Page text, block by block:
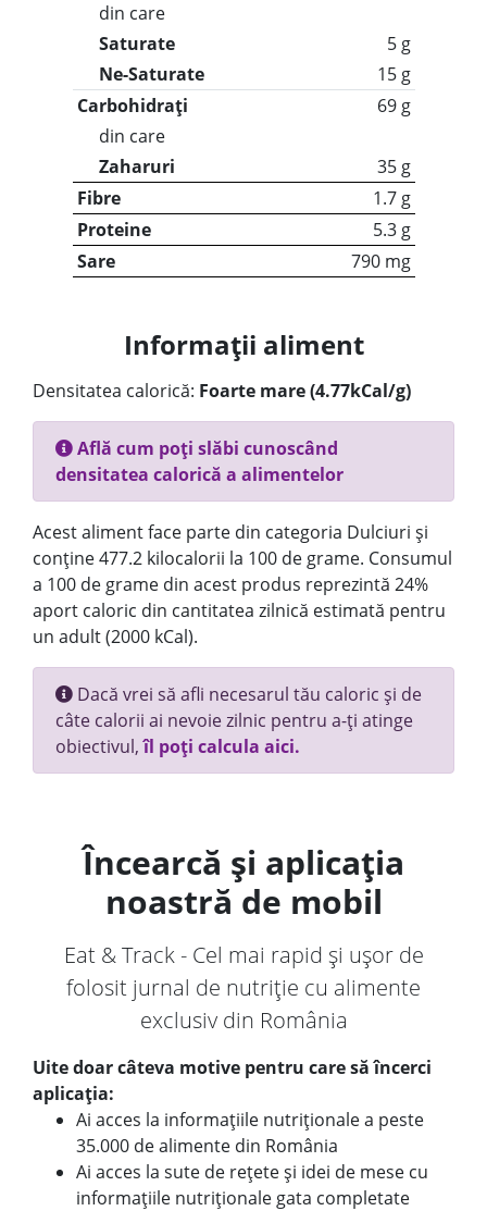
din care
Saturate
5 g
Ne-Saturate
15 g
Carbohidrați
69 g
din care
Zaharuri
35 g
Fibre
1.7 g
Proteine
5.3 g
Sare
790 mg
Informații aliment
Densitatea calorică: Foarte mare (4.77kCal/g)
Află cum poți slăbi cunoscând
densitatea calorică a alimentelor
Acest aliment face parte din categoria Dulciuri și
conține 477.2 kilocalorii la 100 de grame. Consumul
a 100 de grame din acest produs reprezintă 24%
aport caloric din cantitatea zilnică estimată pentru
un adult (2000 kCal).
Dacă vrei să afli necesarul tău caloric și de
câte calorii ai nevoie zilnic pentru a-ți atinge
obiectivul,îl poți calcula aici.
Încearcă și aplicația
noastră de mobil
Eat & Track - Cel mai rapid și ușor de
folosit jurnal de nutriție cu alimente
exclusiv din România
Uite doar câteva motive pentru care să încerci
aplicația:
Ai acces la informațiile nutriționale a peste
35.000 de alimente din România
Ai acces la sute de rețete și idei de mese cu
informațiile nutriționale gata completate